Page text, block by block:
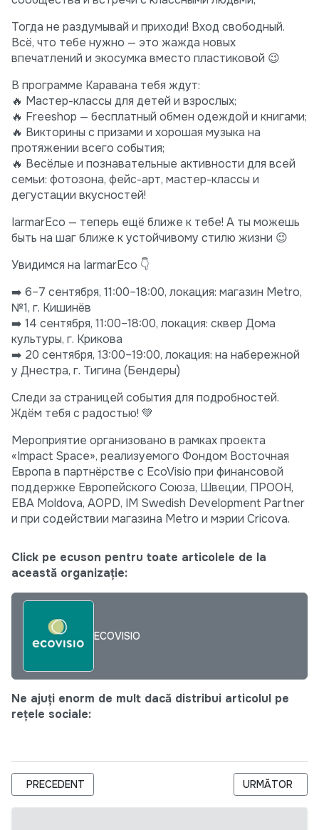
Тогда не раздумывай и приходи! Вход свободный.
Всё, что тебе нужно — это жажда новых
впечатлений и экосумка вместо пластиковой 😉
В программе Каравана тебя ждут:
🔥 Мастер-классы для детей и взрослых;
🔥 Freeshop — бесплатный обмен одеждой и книгами;
🔥 Викторины с призами и хорошая музыка на
протяжении всего события;
🔥 Весёлые и познавательные активности для всей
семьи: фотозона, фейс-арт, мастер-классы и
дегустации вкусностей!
IarmarEco — теперь ещё ближе к тебе! А ты можешь
быть на шаг ближе к устойчивому стилю жизни 😉
Увидимся на IarmarEco 👇
➡️ 6–7 сентября, 11:00–18:00, локация: магазин Metro,
№1, г. Кишинёв
➡️ 14 сентября, 11:00–18:00, локация: сквер Дома
культуры, г. Крикова
➡️ 20 сентября, 13:00–19:00, локация: на набережной
у Днестра, г. Тигина (Бендеры)
Следи за страницей события для подробностей.
Ждём тебя с радостью! 💚
Мероприятие организовано в рамках проекта
«Impact Space», реализуемого Фондом Восточная
Европа в партнёрстве с EcoVisio при финансовой
поддержке Европейского Союза, Швеции, ПРООН,
EBA Moldova, AOPD, IM Swedish Development Partner
и при содействии магазина Metro и мэрии Cricova.
Click pe ecuson pentru toate articolele de la
această organizație:
ECOVISIO
Ne ajuți enorm de mult dacă distribui articolul pe
rețele sociale:
ARTICOL PRECEDENT: CUM SĂ MĂ ÎNȚELEG CU COPILUL,
PRECEDENT ARTICOLUL
URMĂTOR